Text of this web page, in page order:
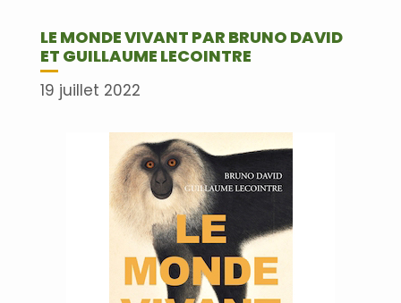
LE MONDE VIVANT PAR BRUNO DAVID
ET GUILLAUME LECOINTRE
19 juillet 2022